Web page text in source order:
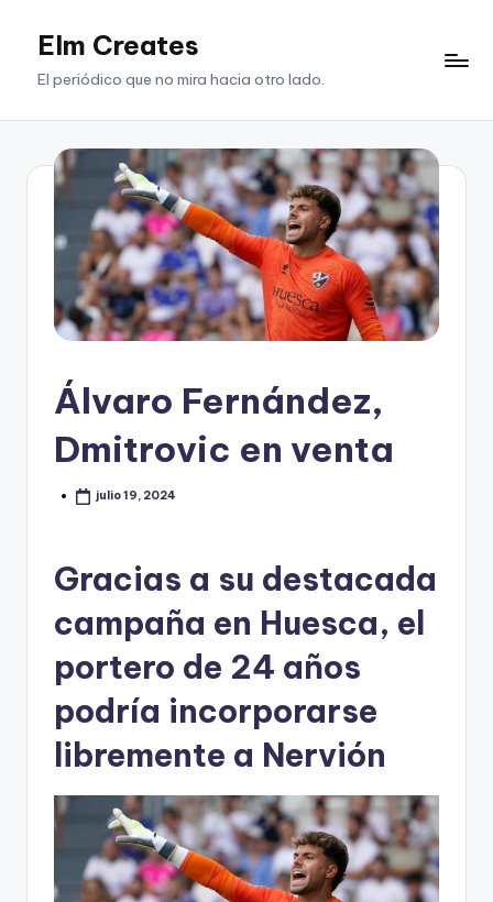
SaltarElm Creates
El periódico que no mira hacia otro lado.
Álvaro Fernández,
Dmitrovic en venta
julio 19, 2024
Gracias a su destacada
campaña en Huesca, el
portero de 24 años
podría incorporarse
libremente a Nervión